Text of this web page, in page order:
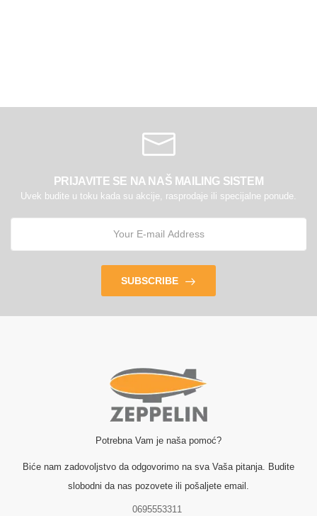
PRIJAVITE SE NA NAŠ MAILING SISTEM
Uvek budite u toku kada su akcije, rasprodaje ili specijalne ponude.
SUBSCRIBE
Potrebna Vam je naša pomoć?
Biće nam zadovoljstvo da odgovorimo na sva Vaša pitanja. Budite
slobodni da nas pozovete ili pošaljete email.
0695553311